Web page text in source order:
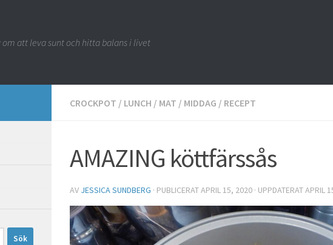
om att leva sunt och hitta balans i livet
CROCKPOT / LUNCH / MAT / MIDDAG / RECEPT
AMAZING köttfärssås
AV JESSICA SUNDBERG · PUBLICERATAPRIL 15, 2020 · UPPDATERATAPRIL